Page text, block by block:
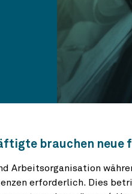
brauchen
Arbeitsorganisation
erforderlich. Dies